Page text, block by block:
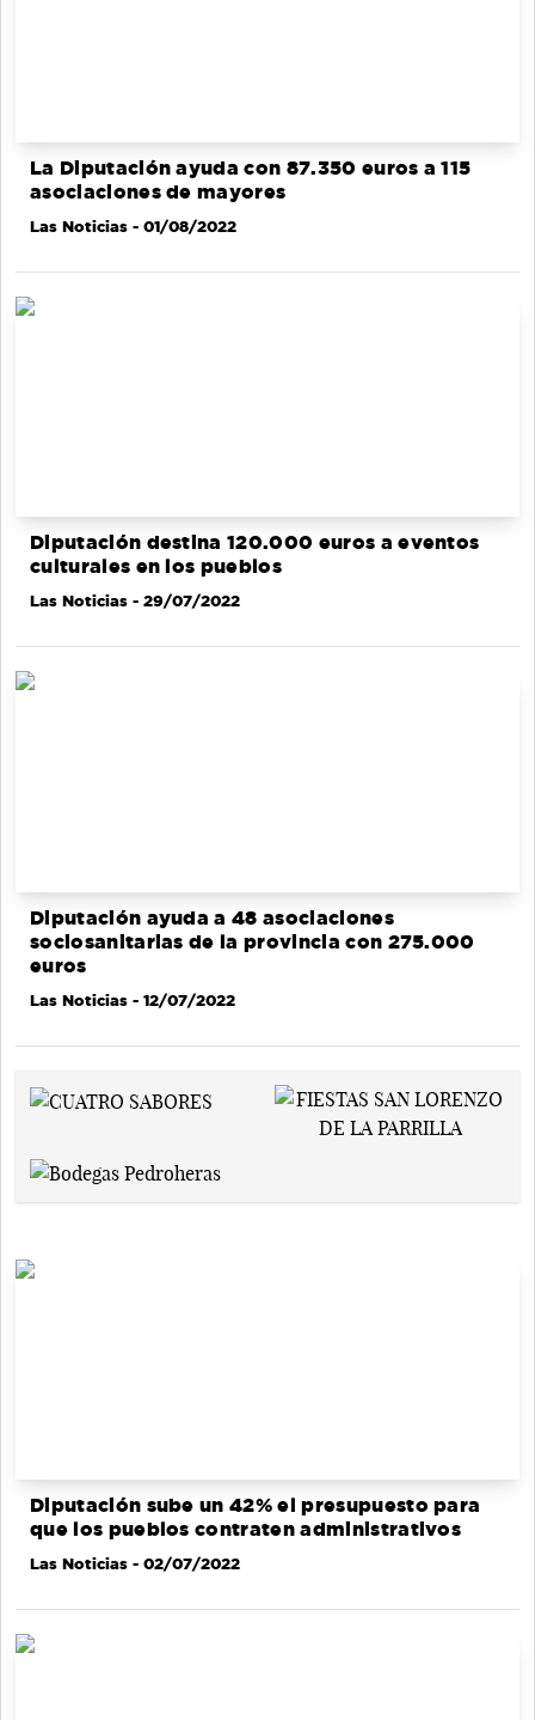
La Diputación ayuda con 87.350 euros a 115
asociaciones de mayores
Las Noticias - 01/08/2022
Diputación destina 120.000 euros a eventos
culturales en los pueblos
Las Noticias - 29/07/2022
Diputación ayuda a 48 asociaciones
sociosanitarias de la provincia con 275.000
euros
Las Noticias - 12/07/2022
Diputación sube un 42% el presupuesto para
que los pueblos contraten administrativos
Las Noticias - 02/07/2022